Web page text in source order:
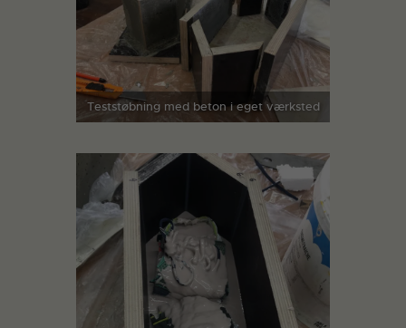
Teststøbning med beton i eget værksted